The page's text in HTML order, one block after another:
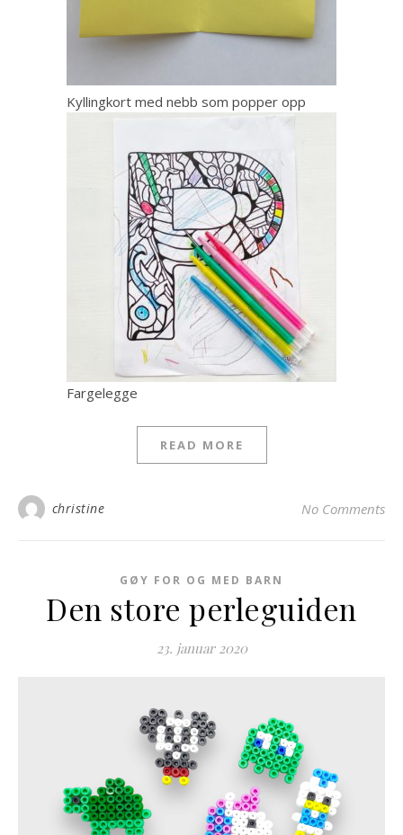
Kyllingkort med nebb som popper opp
Fargelegge
READ MORE
christine No Comments
GØY FOR OG MED BARN
Den store perleguiden
23. januar 2020